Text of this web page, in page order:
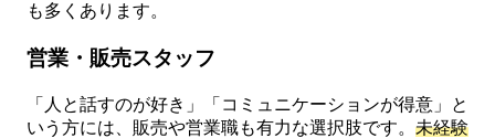
も多くあります。
営業・販売スタッフ
「人と話すのが好き」「コミュニケーションが得意」と
いう方には、販売や営業職も有力な選択肢です。 未経験